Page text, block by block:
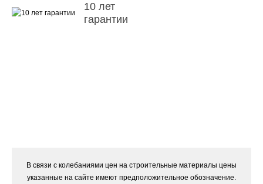
10 лет
гарантии
В связи с колебаниями цен на строительные материалы цены
указанные на сайте имеют предположительное обозначение.